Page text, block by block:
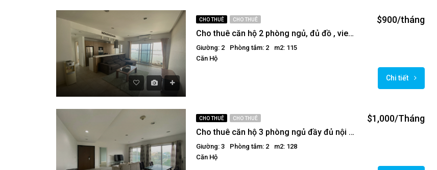
CHO THUÊ CHO THUÊ
Cho thuê căn hộ 2 phòng ngủ, đủ đồ , view hồ tại Golden Westlake.
Giường: 2 Phòng tắm: 2
m2: 115
Căn Hộ
$900/tháng
Chi tiết
CHO THUÊ CHO THUÊ
Cho thuê căn hộ 3 phòng ngủ đầy đủ nội thất tại Golden Westlake
Giường: 3 Phòng tắm: 2
m2: 128
Căn Hộ
$1,000/Tháng